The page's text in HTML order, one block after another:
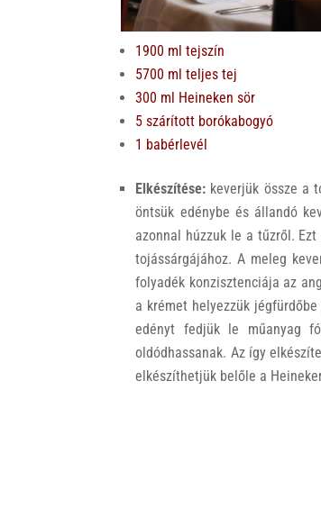
1900 ml tejszín
5700 ml teljes tej
300 ml Heineken sör
5 szárított borókabogyó
1 babérlevél
Elkészítése: keverjük össze a
öntsük edénybe és állandó
azonnal húzzuk le a tűzről.
tojássárgájához. A meleg
folyadék konzisztenciája az
a krémet helyezzük
edényt fedjük le műanyag
oldódhassanak. Az így
elkészíthetjük belőle a